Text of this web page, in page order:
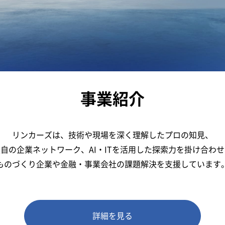
事業紹介
リンカーズは、技術や現場を深く理解したプロの知見、
の企業ネットワーク、AI・ITを活用した探索力を掛け合わ
のづくり企業や金融・事業会社の課題解決を支援しています
詳細を見る